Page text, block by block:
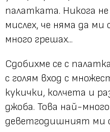
палатката. Никога
мислех, че няма да ми
много грешах...
Сдобихме се с
с голям вход с
кукички, колчета и
джоба. Това най-
деветгодишният ми